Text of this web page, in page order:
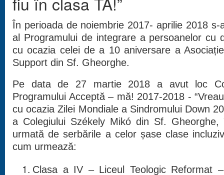
În perioada de noiembrie 2017- aprilie 2018
al Programului de integrare a persoanelor cu
cu ocazia celei de a 10 aniversare a
Support din Sf. Gheorghe.
Pe data de 27 martie 2018 a avut loc
Programului Acceptă – mă! 2017-2018 -
cu ocazia Zilei Mondiale a Sindromului Down
a Colegiului Székely Mikó din Sf.
urmată de serbările a celor șase clase
cum urmează:
Clasa a IV – Liceul Teologic Reformat